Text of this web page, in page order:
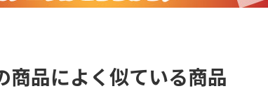
商品によく似ている商品